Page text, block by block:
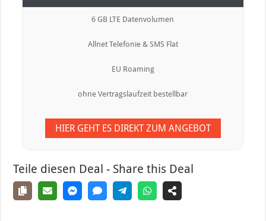
6 GB LTE Datenvolumen
Allnet Telefonie & SMS Flat
EU Roaming
ohne Vertragslaufzeit bestellbar
HIER GEHT ES DIREKT ZUM ANGEBOT
Teile diesen Deal - Share this Deal